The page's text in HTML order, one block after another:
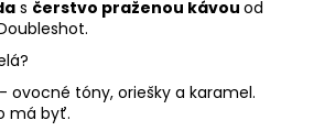
s čerstvo praženou kávou od
ovocné tóny, oriešky a karamel.
má byť.